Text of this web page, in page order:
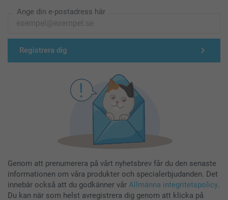
Ange din e-postadress här
Registrera dig
Genom att prenumerera på vårt nyhetsbrev får du den senaste
informationen om våra produkter och specialerbjudanden. Det
innebär också att du godkänner vår Allmänna integritetspolicy.
Du kan när som helst avregistrera dig genom att klicka på